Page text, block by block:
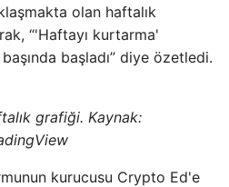
olan haftalık
“'Haftayı kurtarma'
başladı” diye özetledi.
grafiği. Kaynak:
kurucusu Crypto Ed'e